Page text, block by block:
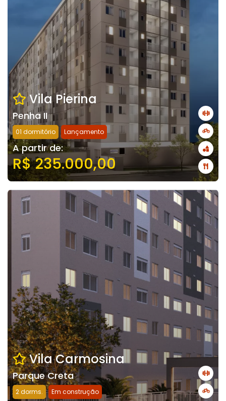
Vila Pierina
Penha II
01 dormitório Lançamento
A partir de:
R$ 235.000,00
Vila Carmosina
Parque Creta
2 dorms. Em construção